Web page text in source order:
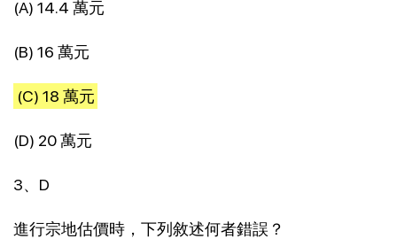
(A) 14.4 萬元
(B) 16 萬元
(C) 18 萬元
(D) 20 萬元
3、D
進行宗地估價時，下列敘述何者錯誤？